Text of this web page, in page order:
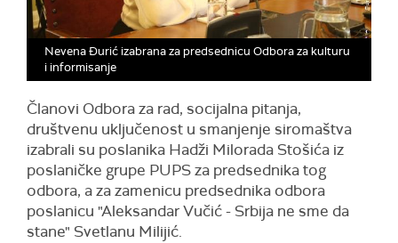
Nevena Đurić izabrana za predsednicu Odbora za kulturu
i informisanje
Članovi Odbora za rad, socijalna pitanja,
društvenu uključenost u smanjenje siromaštva
izabrali su poslanika Hadži Milorada Stošića iz
poslaničke grupe PUPS za predsednika tog
odbora, a za zamenicu predsednika odbora
poslanicu "Aleksandar Vučić - Srbija ne sme da
stane" Svetlanu Milijić.